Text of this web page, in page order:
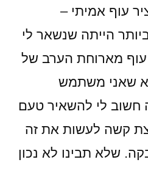
עוף אמיתי –
הייתה שנשאר לי
מארוחת הערב של
שאני משתמש
חשוב לי להשאיר טעם
קשה לעשות את זה
שלא תבינו לא נכון